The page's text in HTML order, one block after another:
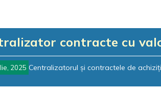
contracte cu
2025 Centralizatorul și contractele de